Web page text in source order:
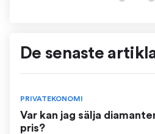
De senaste
PRIVATEKONOMI
Var kan jag sälja
pris?